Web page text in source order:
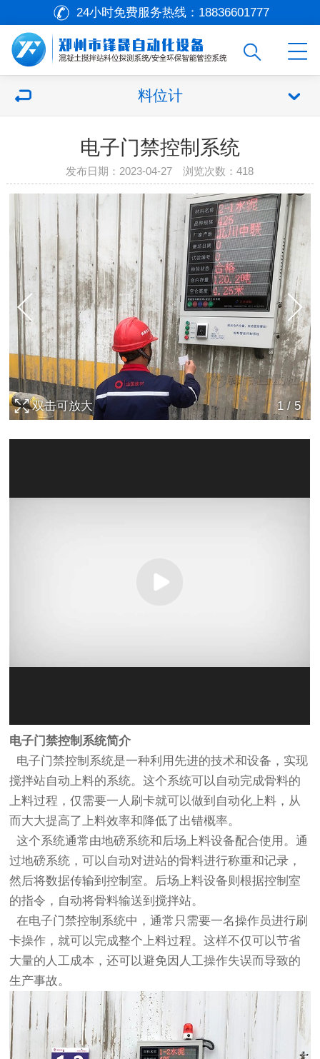
24小时免费服务热线： 18836601777
料位计
电子门禁控制系统
发布日期：2023-04-27 浏览次数：418
1/ 5
双击可放大
电子门禁控制系统简介
电子门禁控制系统是一种利用先进的技术和设备，实现
搅拌站自动上料的系统。这个系统可以自动完成骨料的
上料过程，仅需要一人刷卡就可以做到自动化上料，从
而大大提高了上料效率和降低了出错概率。
这个系统通常由地磅系统和后场上料设备配合使用。通
过地磅系统，可以自动对进站的骨料进行称重和记录，
然后将数据传输到控制室。后场上料设备则根据控制室
的指令，自动将骨料输送到搅拌站。
在电子门禁控制系统中，通常只需要一名操作员进行刷
卡操作，就可以完成整个上料过程。这样不仅可以节省
大量的人工成本，还可以避免因人工操作失误而导致的
生产事故。